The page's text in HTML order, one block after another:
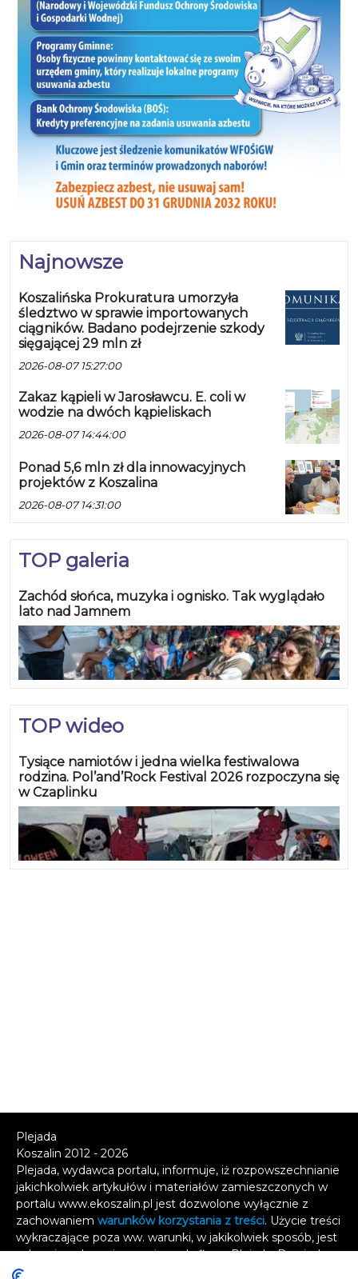
Najnowsze
Koszalińska Prokuratura umorzyła
śledztwo w sprawie importowanych
ciągników. Badano podejrzenie szkody
sięgającej 29 mln zł
2026-08-07 15:27:00
Zakaz kąpieli w Jarosławcu. E. coli w
wodzie na dwóch kąpieliskach
2026-08-07 14:44:00
Ponad 5,6 mln zł dla innowacyjnych
projektów z Koszalina
2026-08-07 14:31:00
TOP galeria
Zachód słońca, muzyka i ognisko. Tak wyglądało
lato nad Jamnem
TOP wideo
Tysiące namiotów i jedna wielka festiwalowa
rodzina. Pol’and’Rock Festival 2026 rozpoczyna się
w Czaplinku
Plejada
Koszalin 2012 - 2026
Plejada, wydawca portalu, informuje, iż rozpowszechnianie
jakichkolwiek artykułów i materiałów zamieszczonych w
portalu www.ekoszalin.pl jest dozwolone wyłącznie z
zachowaniem warunków korzystania z treści. Użycie treści
wykraczające poza ww. warunki, w jakikolwiek sposób, jest
zabronione bez pisemnej zgody firmy Plejada. Dowiedz
się, w jaki sposób możesz uzyskać